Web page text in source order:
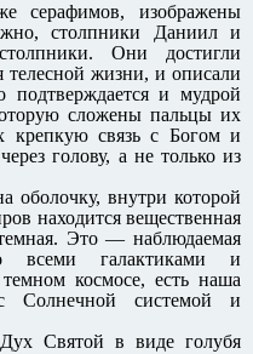
серафимов, изображены
столпники Даниил и
Они достигли
телесной жизни, и описали
и мудрой
сложены пальцы их
крепкую связь с Богом и
голову, а не только из
оболочку, внутри которой
находится вещественная
Это — наблюдаемая
всеми галактиками и
космосе, есть наша
Солнечной системой и
Святой в виде голубя